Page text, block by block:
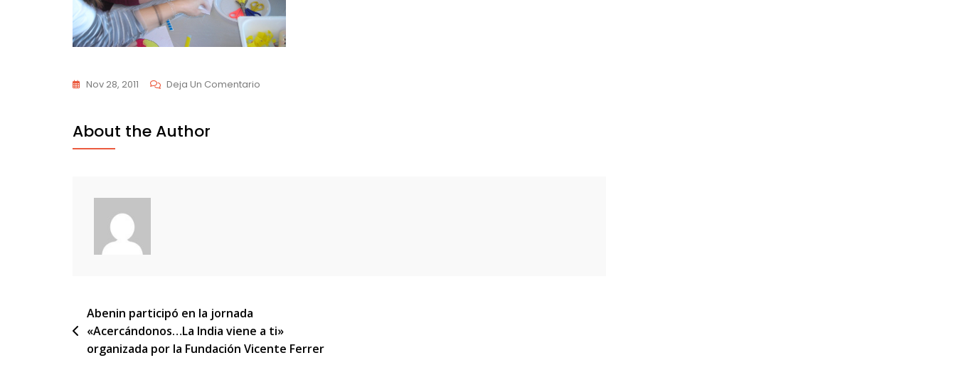
Nov 28, 2011 Deja Un Comentario
About the Author
Navegación
de
entradas
Abenin participó en la jornada
«Acercándonos…La India viene a ti»
organizada por la Fundación Vicente Ferrer